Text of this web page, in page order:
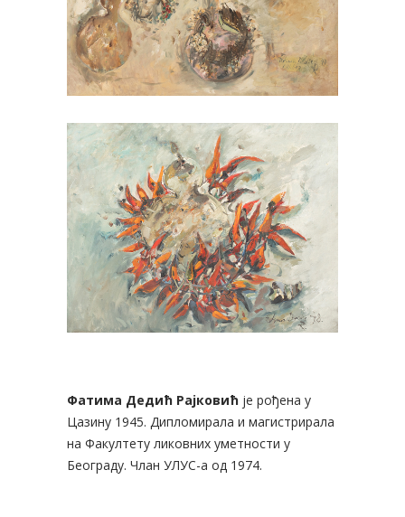
Фатима Дедић Рајковић је рођена у
Цазину 1945. Дипломирала и магистрирала
на Факултету ликовних уметности у
Београду. Члан УЛУС-а од 1974.